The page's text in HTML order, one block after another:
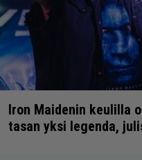
Iron Maidenin keulilla
tasan yksi legenda,